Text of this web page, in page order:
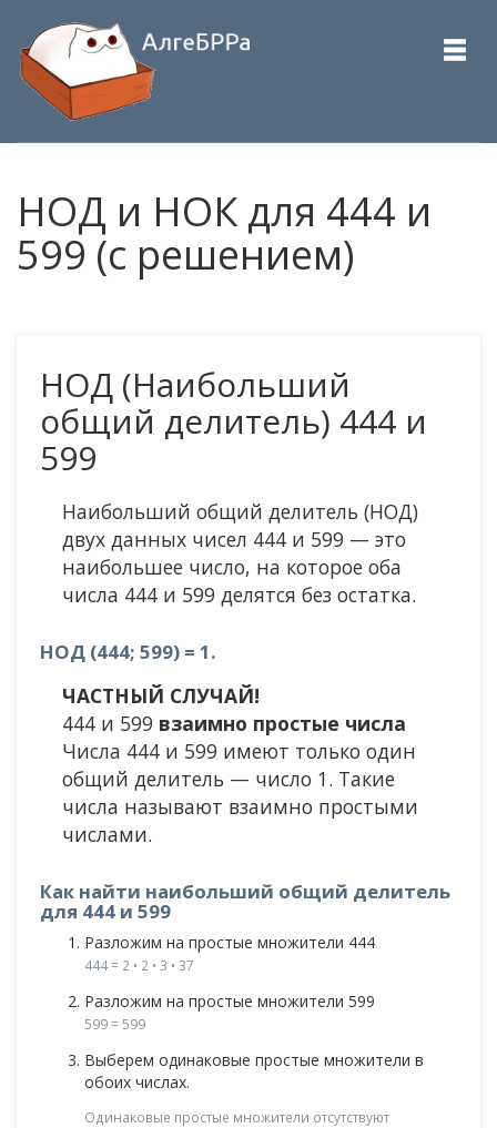
НОД и НОК для 444 и
599 (с решением)
НОД (Наибольший
общий делитель) 444 и
599
Наибольший общий делитель (НОД)
двух данных чисел 444 и 599 — это
наибольшее число, на которое оба
числа 444 и 599 делятся без остатка.
НОД (444; 599) = 1.
ЧАСТНЫЙ СЛУЧАЙ!
444 и 599 взаимно простые числа
Числа 444 и 599 имеют только один
общий делитель — число 1. Такие
числа называют взаимно простыми
числами.
Как найти наибольший общий делитель
для 444 и 599
Разложим на простые множители 444
444 = 2 • 2 • 3 • 37
Разложим на простые множители 599
599 = 599
Выберем одинаковые простые множители в
обоих числах.
Одинаковые простые множители отсутствуют